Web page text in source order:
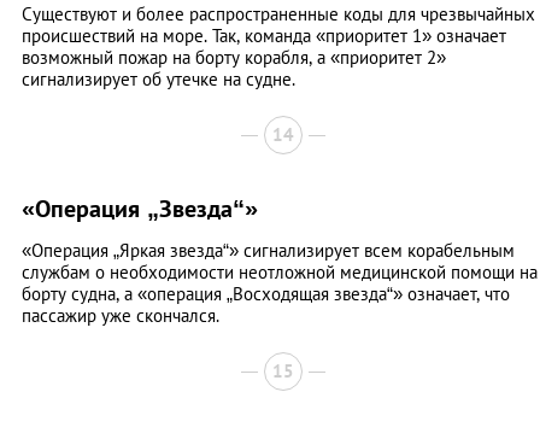
Существуют и более распространенные коды для чрезвычайных
происшествий на море. Так, команда «приоритет 1» означает
возможный пожар на борту корабля, а «приоритет 2»
сигнализирует об утечке на судне.
14
«Операция „Звезда“»
«Операция „Яркая звезда“» сигнализирует всем корабельным
службам о необходимости неотложной медицинской помощи на
борту судна, а «операция „Восходящая звезда“» означает, что
пассажир уже скончался.
15